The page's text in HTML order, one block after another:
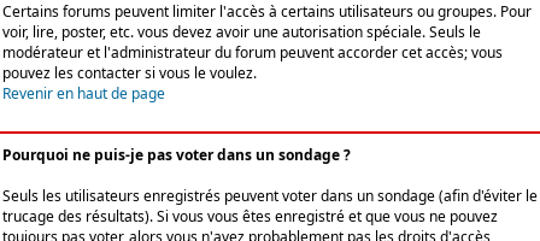
Certains forums peuvent limiter l'accès à certains utilisateurs ou groupes. Pour
voir, lire, poster, etc. vous devez avoir une autorisation spéciale. Seuls le
modérateur et l'administrateur du forum peuvent accorder cet accès; vous
pouvez les contacter si vous le voulez.
Revenir en haut de page
Pourquoi ne puis-je pas voter dans un sondage ?
Seuls les utilisateurs enregistrés peuvent voter dans un sondage (afin d'éviter le
trucage des résultats). Si vous vous êtes enregistré et que vous ne pouvez
toujours pas voter, alors vous n'avez probablement pas les droits d'accès